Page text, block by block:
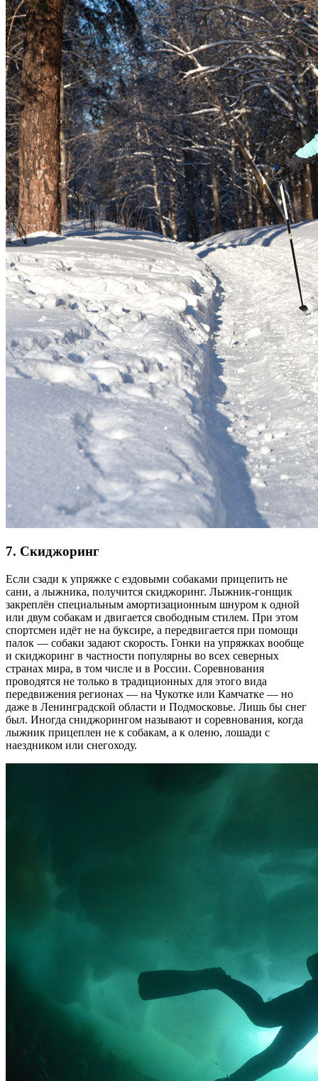
7. Скиджоринг
Если сзади к упряжке с ездовыми собаками прицепить не
сани, а лыжника, получится скиджоринг. Лыжник-гонщик
закреплён специальным амортизационным шнуром к одной
или двум собакам и двигается свободным стилем. При этом
спортсмен идёт не на буксире, а передвигается при помощи
палок — собаки задают скорость. Гонки на упряжках вообще
и скиджоринг в частности популярны во всех северных
странах мира, в том числе и в России. Соревнования
проводятся не только в традиционных для этого вида
передвижения регионах — на Чукотке или Камчатке — но
даже в Ленинградской области и Подмосковье. Лишь бы снег
был. Иногда сниджорингом называют и соревнования, когда
лыжник прицеплен не к собакам, а к оленю, лошади с
наездником или снегоходу.